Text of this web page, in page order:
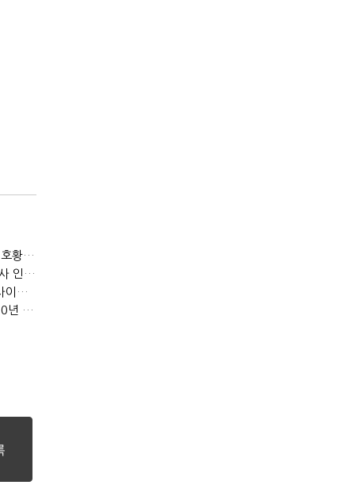
[IB토마토]KB금융, 비용 늘었는데 실적 효율은 개선…증권 호황 효과
[IB토마토]수협은행, 비이자이익 확대 늦어진다…공모운용사 인가 연말로
[IB토마토]지방은행 집단대출 성장 '제동'…입주절벽에 반사이익도 희박
[IB토마토]우리은행, 기업대출 확대의 그늘…중기 연체율 10년 만에 최고